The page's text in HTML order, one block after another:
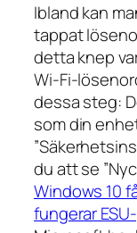
Ibland kan
tappat
detta knep
Wi-Fi-
dessa steg:
som din
du att se
Windows 10
fungerar